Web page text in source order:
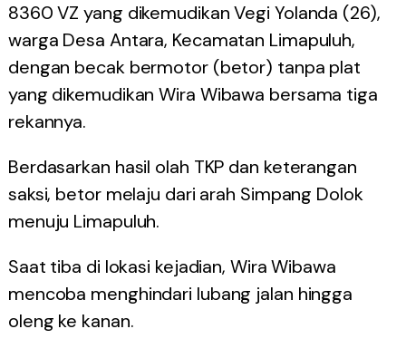
8360 VZ yang dikemudikan Vegi Yolanda (26),
warga Desa Antara, Kecamatan Limapuluh,
dengan becak bermotor (betor) tanpa plat
yang dikemudikan Wira Wibawa bersama tiga
rekannya.
Berdasarkan hasil olah TKP dan keterangan
saksi, betor melaju dari arah Simpang Dolok
menuju Limapuluh.
Saat tiba di lokasi kejadian, Wira Wibawa
mencoba menghindari lubang jalan hingga
oleng ke kanan.